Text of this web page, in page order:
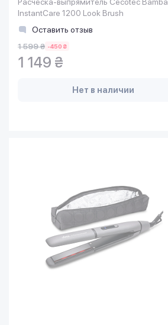
InstantCare 1200 Look Brush
Оставить отзыв
1 599 ₴ -450 ₴
1 149 ₴
Нет в наличии